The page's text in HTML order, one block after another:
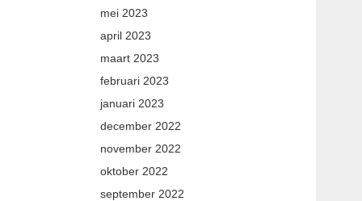
mei 2023
april 2023
maart 2023
februari 2023
januari 2023
december 2022
november 2022
oktober 2022
september 2022